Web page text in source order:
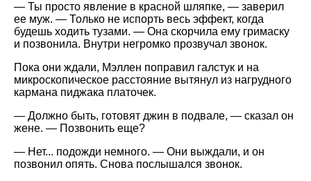
— Ты просто явление в красной шляпке, — заверил
ее муж. — Только не испорть весь эффект, когда
будешь ходить тузами. — Она скорчила ему гримаску
и позвонила. Внутри негромко прозвучал звонок.
Пока они ждали, Мэллен поправил галстук и на
микроскопическое расстояние вытянул из нагрудного
кармана пиджака платочек.
— Должно быть, готовят джин в подвале, — сказал он
жене. — Позвонить еще?
— Нет... подожди немного. — Они выждали, и он
позвонил опять. Снова послышался звонок.